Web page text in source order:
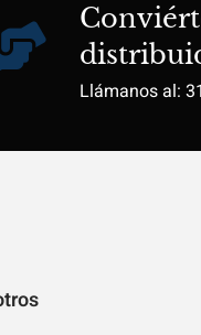
Llámanos al: